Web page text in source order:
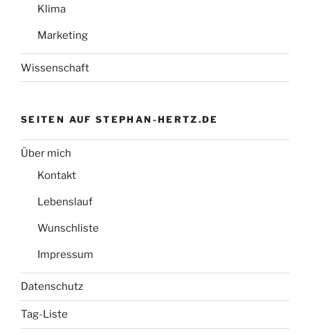
Klima
Marketing
Wissenschaft
SEITEN AUF STEPHAN-HERTZ.DE
Über mich
Kontakt
Lebenslauf
Wunschliste
Impressum
Datenschutz
Tag-Liste